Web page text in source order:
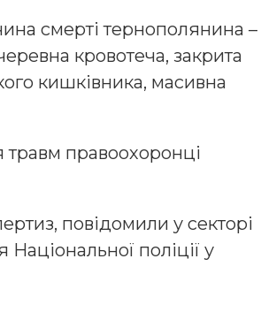
смерті тернополянина –
кровотеча, закрита
кишківника, масивна
травм правоохоронці
повідомили у секторі
поліції у